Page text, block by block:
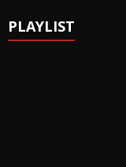
PLAYLIST